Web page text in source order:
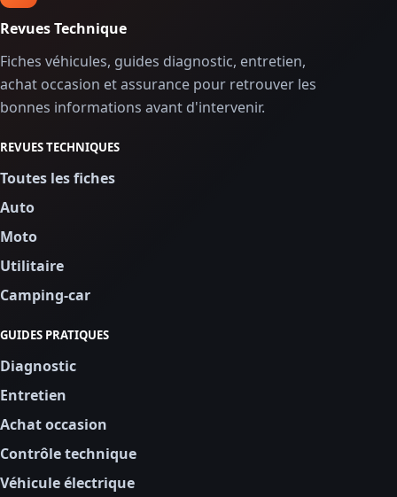
Revues Technique
Fiches véhicules, guides diagnostic, entretien,
achat occasion et assurance pour retrouver les
bonnes informations avant d'intervenir.
REVUES TECHNIQUES
Toutes les fiches
Auto
Moto
Utilitaire
Camping-car
GUIDES PRATIQUES
Diagnostic
Entretien
Achat occasion
Contrôle technique
Véhicule électrique